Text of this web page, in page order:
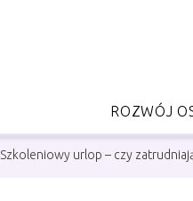
ROZWÓJ
Szkoleniowy urlop – czy